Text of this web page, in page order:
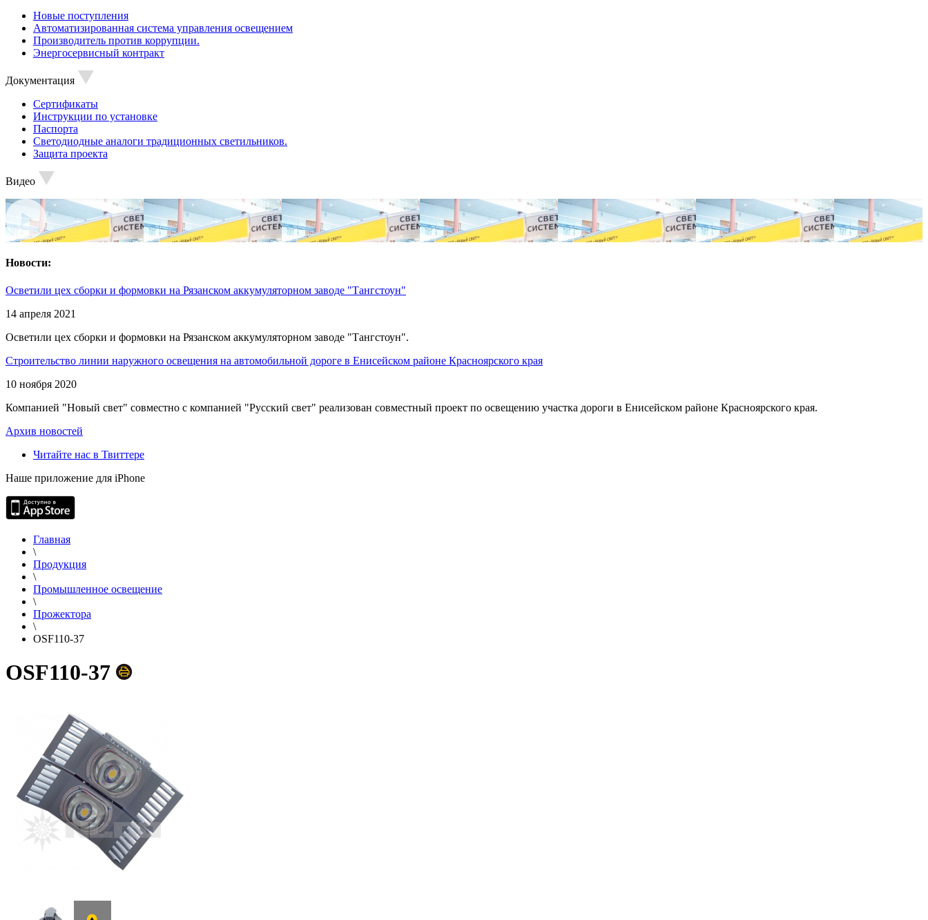
Новые поступления
Автоматизированная система управления освещением
Производитель против коррупции.
Энергосервисный контракт
Документация
Сертификаты
Инструкции по установке
Паспорта
Светодиодные аналоги традиционных светильников.
Защита проекта
Видео
Новости:
Осветили цех сборки и формовки на Рязанском аккумуляторном заводе "Тангстоун"
14 апреля 2021
Осветили цех сборки и формовки на Рязанском аккумуляторном заводе "Тангстоун".
Строительство линии наружного освещения на автомобильной дороге в Енисейском районе Красноярского края
10 ноября 2020
Компанией "Новый свет" совместно с компанией "Русский свет" реализован совместный проект по освещению участка дороги в Енисейском районе Красноярского края.
Архив новостей
Читайте нас в Твиттере
Наше приложение для iPhone
Главная
\
Продукция
\
Промышленное освещение
\
Прожектора
\
OSF110-37
OSF110-37